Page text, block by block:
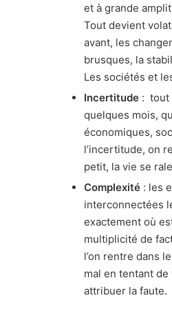
et à grande
Tout devient
avant, les
brusques, la
Les sociétés et
Incertitude : tout
quelques mois,
économiques,
l’incertitude, on
petit, la vie se
Complexité : les
interconnectées
exactement où
multiplicité de
l’on rentre dans
mal en tentant
attribuer la faute.